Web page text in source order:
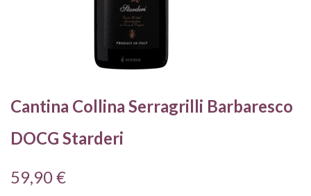
Cantina Collina Serragrilli Barbaresco
DOCG Starderi
59,90 €